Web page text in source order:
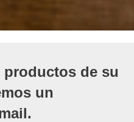
de su
un